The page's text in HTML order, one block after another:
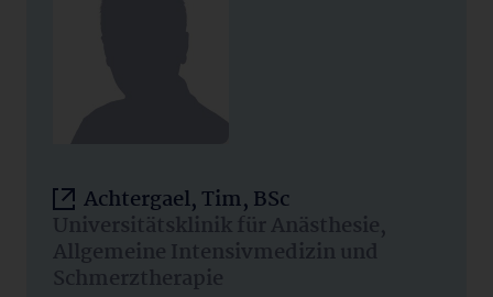
Achtergael, Tim, BSc
Universitätsklinik für Anästhesie,
Allgemeine Intensivmedizin und
Schmerztherapie